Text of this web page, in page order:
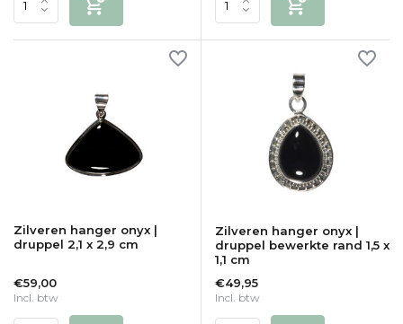
Zilveren hanger onyx |
druppel 2,1 x 2,9 cm
€59,00
Incl. btw
Zilveren hanger onyx |
druppel bewerkte rand 1,5 x
1,1 cm
€49,95
Incl. btw